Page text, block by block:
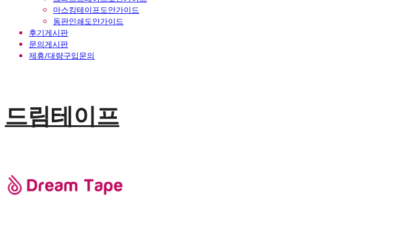
마스킹테이프도안가이드
동판인쇄도안가이드
후기게시판
문의게시판
제휴/대량구입문의
드림테이프